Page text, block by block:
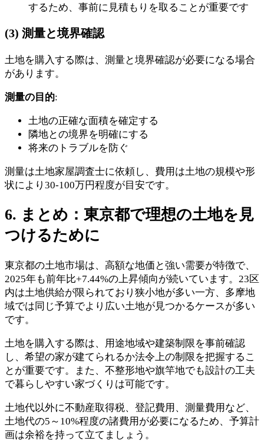
するため、事前に見積もりを取ることが重要です
(3) 測量と境界確認
土地を購入する際は、測量と境界確認が必要になる場合
があります。
測量の目的:
土地の正確な面積を確定する
隣地との境界を明確にする
将来のトラブルを防ぐ
測量は土地家屋調査士に依頼し、費用は土地の規模や形
状により30-100万円程度が目安です。
6. まとめ：東京都で理想の土地を見
つけるために
東京都の土地市場は、高額な地価と強い需要が特徴で、
2025年も前年比+7.44%の上昇傾向が続いています。23区
内は土地供給が限られており狭小地が多い一方、多摩地
域では同じ予算でより広い土地が見つかるケースが多い
です。
土地を購入する際は、用途地域や建築制限を事前確認
し、希望の家が建てられるか法令上の制限を把握するこ
とが重要です。また、不整形地や旗竿地でも設計の工夫
で暮らしやすい家づくりは可能です。
土地代以外に不動産取得税、登記費用、測量費用など、
土地代の5～10%程度の諸費用が必要になるため、予算計
画は余裕を持って立てましょう。